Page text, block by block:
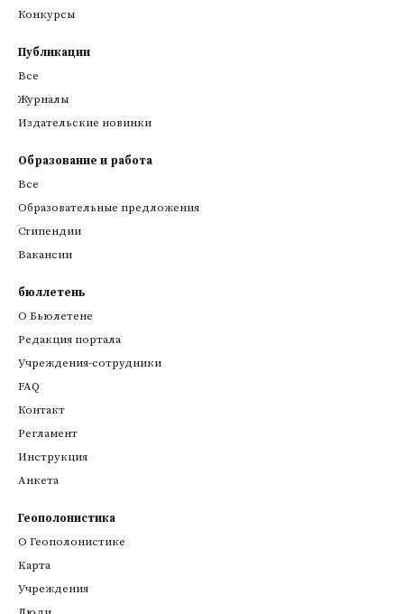
Конкурсы
Публикации
Все
Журналы
Издательские новинки
Образование и работа
Все
Образовательные предложения
Стипендии
Вакансии
бюллетень
О Бьюлетене
Редакция портала
Учреждения-сотрудники
FAQ
Контакт
Регламент
Инструкция
Анкета
Геополонистика
О Геополонистике
Kарта
Учреждения